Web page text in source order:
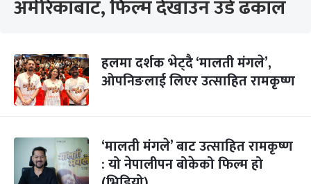
अमेरिकाबाट, फिल्म देखाउन उडे ढकाल
हलमा दर्शक भेट्दै ‘मालती मंगले’,
ओपनिङलाई लिएर उत्साहित रामकृष्ण
‘मालती मंगले’ बाट उत्साहित रामकृष्ण
: यो नेपालीपन बोकेको फिल्म हो